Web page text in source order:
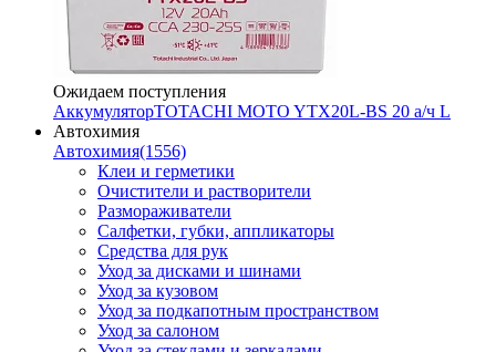
Ожидаем поступления
АккумуляторTOTACHI MOTO YTX20L-BS 20 а/ч L
Автохимия
Автохимия(1556)
Клеи и герметики
Очистители и растворители
Размораживатели
Салфетки, губки, аппликаторы
Средства для рук
Уход за дисками и шинами
Уход за кузовом
Уход за подкапотным пространством
Уход за салоном